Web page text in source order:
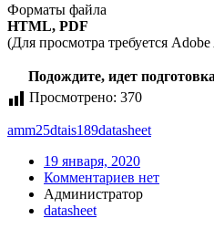
Форматы файла
HTML, PDF
(Для просмотра требуется
Подождите, идет
Просмотрено: 370
amm25dtais189datasheet
19 января, 2020
Комментариев нет
Администратор
datasheet